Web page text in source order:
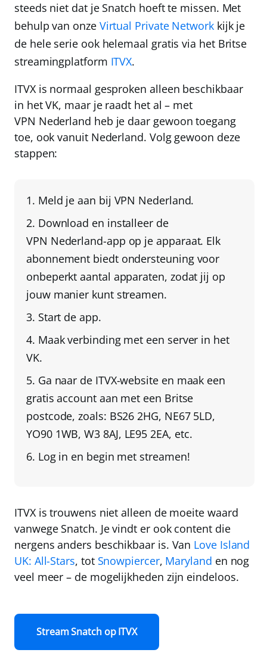
steeds niet dat je Snatch hoeft te missen. Met
behulp van onze Virtual Private Networkkijk je
de hele serie ook helemaal gratis via het Britse
streamingplatform ITVX.
ITVX is normaal gesproken alleen beschikbaar
in het VK, maar je raadt het al – met
VPN Nederland heb je daar gewoon toegang
toe, ook vanuit Nederland. Volg gewoon deze
stappen:
Meld je aan bij VPN Nederland.
Download en installeer de
VPN Nederland-app op je apparaat. Elk
abonnement biedt ondersteuning voor
onbeperkt aantal apparaten, zodat jij op
jouw manier kunt streamen.
Start de app.
Maak verbinding met een server in het
VK.
Ga naar de ITVX-website en maak een
gratis account aan met een Britse
postcode, zoals: BS26 2HG, NE67 5LD,
YO90 1WB, W3 8AJ, LE95 2EA, etc.
Log in en begin met streamen!
ITVX is trouwens niet alleen de moeite waard
vanwege Snatch. Je vindt er ook content die
nergens anders beschikbaar is. Van Love Island
UK: All-Stars, tot Snowpiercer, Maryland en nog
veel meer – de mogelijkheden zijn eindeloos.
Stream Snatch op ITVX